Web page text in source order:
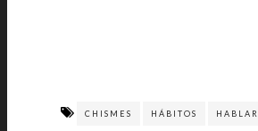
CHISMES HÁBITOS